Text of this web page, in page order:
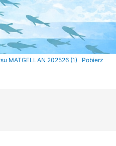
MATGELLAN 202526 (1) Pobierz